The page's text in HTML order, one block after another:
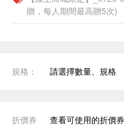
贈，每人期間最高贈5次)
規格： 請選擇數量、規格
折價券 查看可使用的折價券